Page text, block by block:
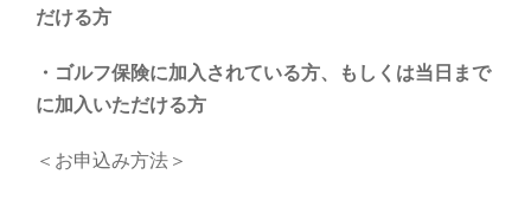
だける方
・ ゴルフ保険に加入されている方、もしくは当日まで
に加入いただける方
＜お申込み方法＞